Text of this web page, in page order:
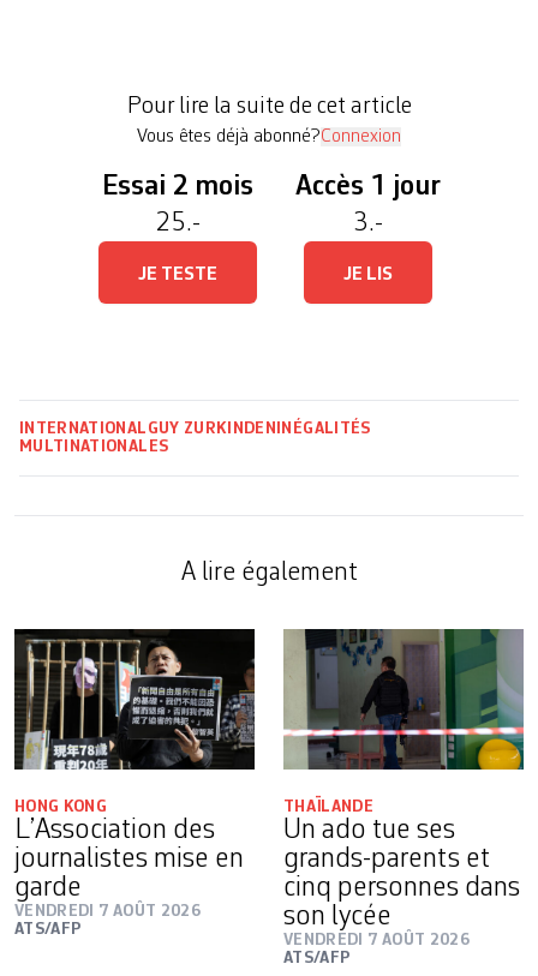
des inégalités qui […]
Pour lire la suite de cet article
Vous êtes déjà abonné?Connexion
Essai 2 mois
25.-
JE TESTE
Accès 1 jour
3.-
JE LIS
INTERNATIONAL GUY ZURKINDEN
INÉGALITÉS
MULTINATIONALES
A lire également
HONG KONG
L’Association des
journalistes mise en
garde
VENDREDI 7 AOÛT 2026
ATS/AFP
THAÏLANDE
Un ado tue ses
grands-parents et
cinq personnes dans
son lycée
VENDREDI 7 AOÛT 2026
ATS/AFP